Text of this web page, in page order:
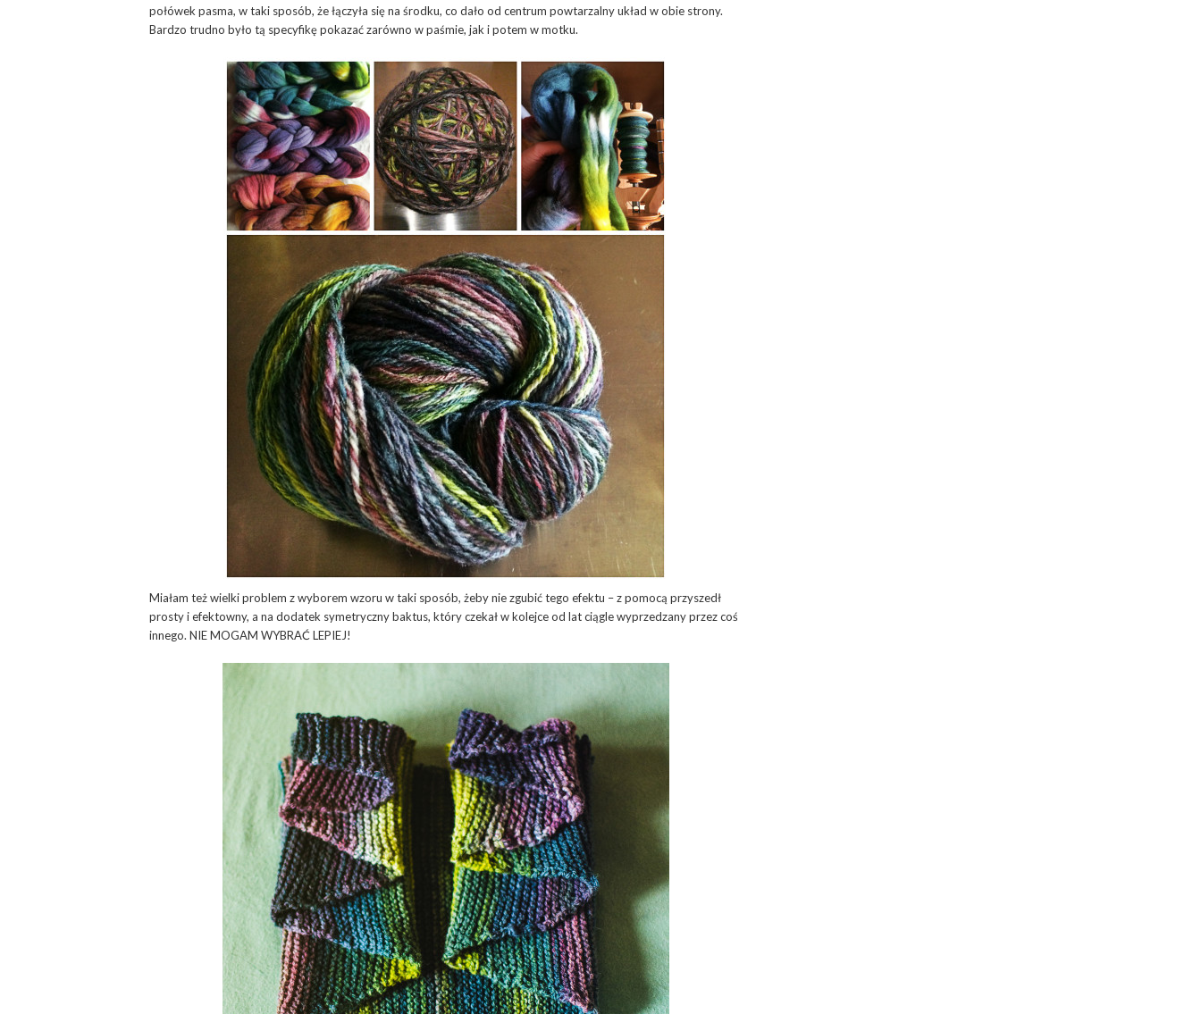
połówek pasma, w taki sposób, że łączyła się na środku, co dało od centrum powtarzalny układ w obie strony.
Bardzo trudno było tą specyfikę pokazać zarówno w paśmie, jak i potem w motku.
Miałam też wielki problem z wyborem wzoru w taki sposób, żeby nie zgubić tego efektu – z pomocą przyszedł
prosty i efektowny, a na dodatek symetryczny baktus, który czekał w kolejce od lat ciągle wyprzedzany przez coś
innego. NIE MOGAM WYBRAĆ LEPIEJ!